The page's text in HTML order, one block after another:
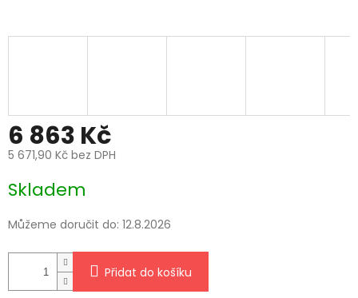
6 863 Kč
5 671,90 Kč bez DPH
cena:
Skladem
Můžeme doručit do: 12.8.2026
Přidat do košíku